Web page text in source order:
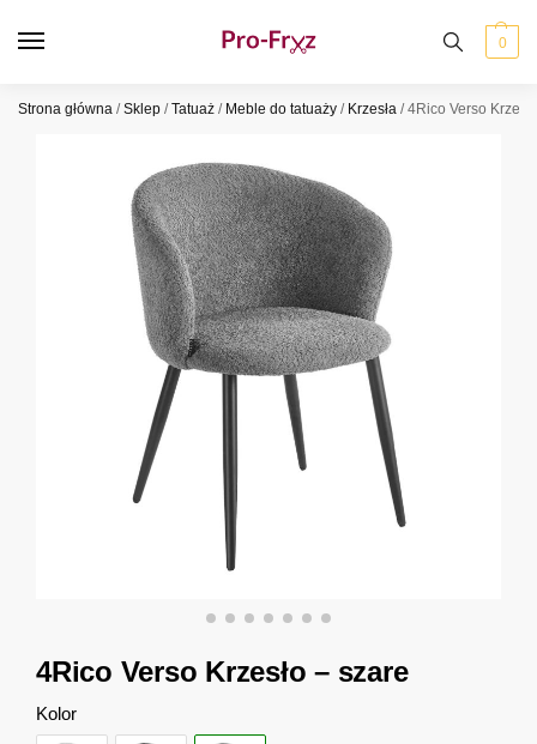
0
Strona główna /Sklep /Tatuaż / Meble do tatuaży / Krzesła /4Rico Verso
4Rico Verso Krzesło – szare
Kolor